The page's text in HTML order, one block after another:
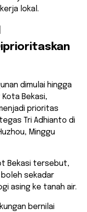
lokal.
dimulai hingga
Bekasi,
prioritas
Tri Adhianto di
Minggu
Bekasi tersebut,
sekadar
asing ke tanah air.
bernilai